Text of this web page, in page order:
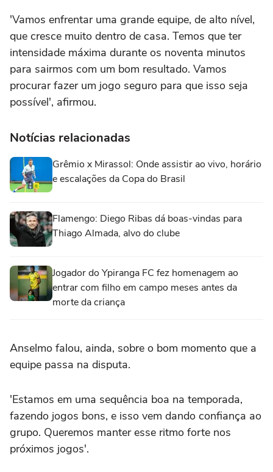
'Vamos enfrentar uma grande equipe, de alto nível,
que cresce muito dentro de casa. Temos que ter
intensidade máxima durante os noventa minutos
para sairmos com um bom resultado. Vamos
procurar fazer um jogo seguro para que isso seja
possível', afirmou.
Notícias relacionadas
Grêmio x Mirassol: Onde assistir ao vivo, horário
e escalações da Copa do Brasil
Flamengo: Diego Ribas dá boas-vindas para
Thiago Almada, alvo do clube
Jogador do Ypiranga FC fez homenagem ao
entrar com filho em campo meses antes da
morte da criança
Anselmo falou, ainda, sobre o bom momento que a
equipe passa na disputa.
'Estamos em uma sequência boa na temporada,
fazendo jogos bons, e isso vem dando confiança ao
grupo. Queremos manter esse ritmo forte nos
próximos jogos'.